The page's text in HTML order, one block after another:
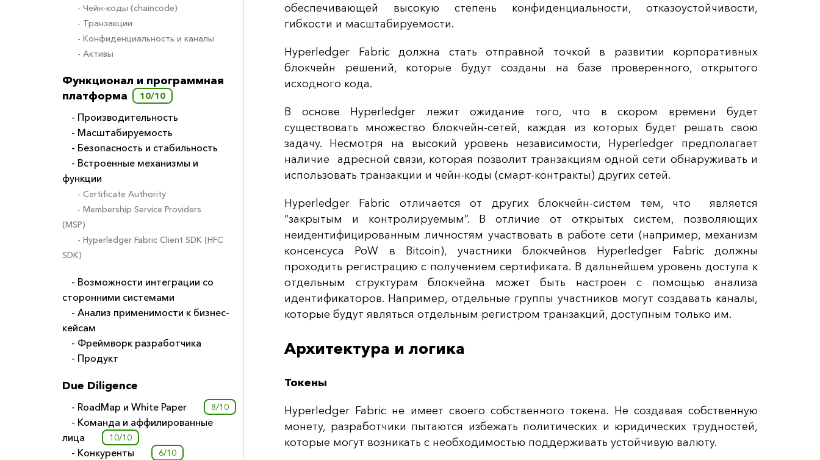
- Чейн-коды (сhaincode)
- Транзакции
- Конфиденциальность и каналы
- Активы
Функционал и программная
платформа
10/10
- Производительность
- Масштабируемость
- Безопасность и стабильность
- Встроенные механизмы и
функции
- Certificate Authority
- Membership Service Providers
(MSP)
- Hyperledger Fabric Client SDK (HFC
SDK)
- Возможности интеграции со
сторонними системами
- Анализ применимости к бизнес-
кейсам
- Фреймворк разработчика
- Продукт
Due Diligence
- RoadMap и White Paper 8/10
- Команда и аффилированные
лица
10/10
- Конкуренты 6/10
обеспечивающей высокую степень конфиденциальности, отказоустойчивости,
гибкости и масштабируемости.
Hyperledger Fabric должна стать отправной точкой в развитии корпоративных
блокчейн решений, которые будут созданы на базе проверенного, открытого
исходного кода.
В основе Hyperledger лежит ожидание того, что в скором времени будет
существовать множество блокчейн-сетей, каждая из которых будет решать свою
задачу. Несмотря на высокий уровень независимости, Hyperledger предполагает
наличие адресной связи, которая позволит транзакциям одной сети обнаруживать и
использовать транзакции и чейн-коды (смарт-контракты) других сетей.
Hyperledger Fabric отличается от других блокчейн-систем тем, что является
“закрытым и контролируемым”. В отличие от открытых систем, позволяющих
неидентифицированным личностям участвовать в работе сети (например, механизм
консенсуса PoW в Bitcoin), участники блокчейнов Hyperledger Fabric должны
проходить регистрацию с получением сертификата. В дальнейшем уровень доступа к
отдельным структурам блокчейна может быть настроен с помощью анализа
идентификаторов. Например, отдельные группы участников могут создавать каналы,
которые будут являться отдельным регистром транзакций, доступным только им.
Архитектура и логика
Токены
Hyperledger Fabric не имеет своего собственного токена. Не создавая собственную
монету, разработчики пытаются избежать политических и юридических трудностей,
которые могут возникать с необходимостью поддерживать устойчивую валюту.